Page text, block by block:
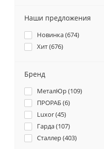
Наши предложения
Новинка (674)
Хит (676)
Бренд
МеталЮр (109)
ПРОРАБ (6)
Luxor (45)
Гарда (107)
Сталлер (403)